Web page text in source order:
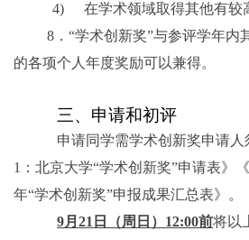
4)
在学术领域取得其他有较
8 ．“学术创新奖”与参评学年内
的各项个人年度奖励可以兼得。
三、申请和初评
申请同学需学术创新奖申请
1 ：北京大学“学术创新奖”申请表》
年“学术创新奖”申报成果汇总表》。
9月21 日（周日） 12:00前将以